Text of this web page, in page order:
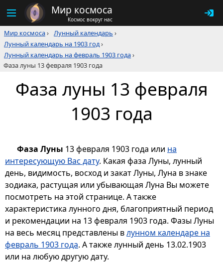
Мир космоса
Космос вокруг нас
Мир космоса› Лунный календарь ›
Лунный календарь на 1903 год›
Лунный календарь на февраль 1903 года›
Фаза луны 13 февраля 1903 года
Фаза луны 13 февраля
1903 года
Фаза Луны 13 февраля 1903 года или на
интересующую Вас дату. Какая фаза Луны, лунный
день, видимость, восход и закат Луны, Луна в знаке
зодиака, растущая или убывающая Луна Вы можете
посмотреть на этой странице. А также
характеристика лунного дня, благоприятный период
и рекомендации на 13 февраля 1903 года. Фазы Луны
на весь месяц представлены влунном календаре на
февраль 1903 года. А также лунный день 13.02.1903
или на любую другую дату.